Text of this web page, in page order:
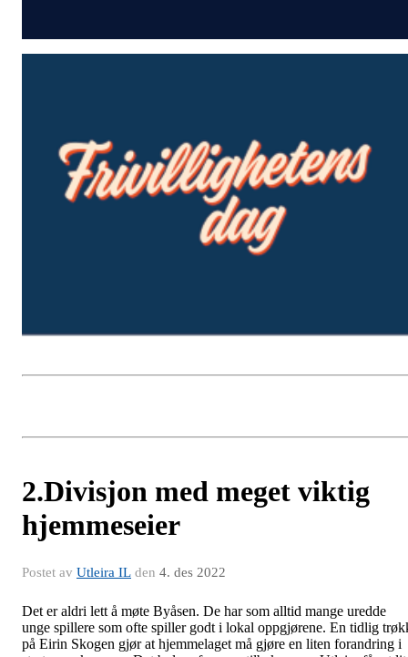
2.Divisjon med meget viktig
hjemmeseier
Postet av Utleira IL den 4. des 2022
Det er aldri lett å møte Byåsen. De har som alltid mange uredde
unge spillere som ofte spiller godt i lokal oppgjørene. En tidlig
på Eirin Skogen gjør at hjemmelaget må gjøre en liten forandring i